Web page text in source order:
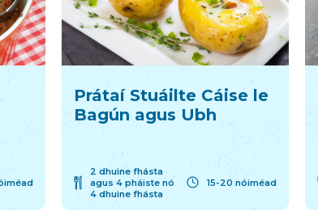
Prátaí Stuáilte Cáise le
Bagún agus Ubh
2 dhuine fhásta
agus 4 pháiste nó
4 dhuine fhásta
15-20 nóiméad